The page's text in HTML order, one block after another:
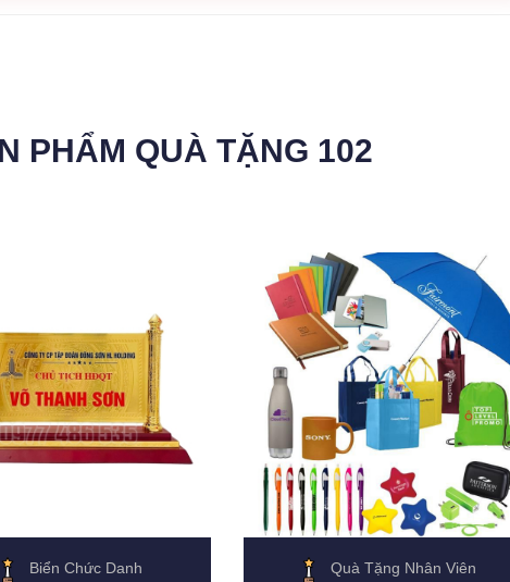
PHẨM QUÀ TẶNG 102
Biển Chức Danh Quà Tặng Nhân Viên